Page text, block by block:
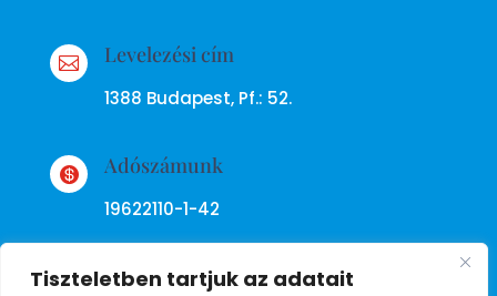
Tiszteletben tartjuk az adatait
 Levelezési cím
1388 Budapest, Pf.: 52.
 Adószámunk
19622110-1-42